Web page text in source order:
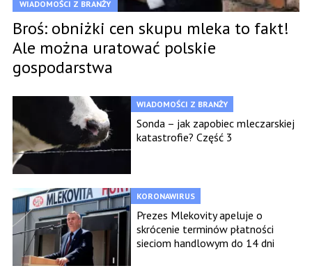
WIADOMOŚCI Z BRANŻY
Broś: obniżki cen skupu mleka to fakt!
Ale można uratować polskie
gospodarstwa
WIADOMOŚCI Z BRANŻY
Sonda – jak zapobiec mleczarskiej
katastrofie? Część 3
KORONAWIRUS
Prezes Mlekovity apeluje o
skrócenie terminów płatności
sieciom handlowym do 14 dni